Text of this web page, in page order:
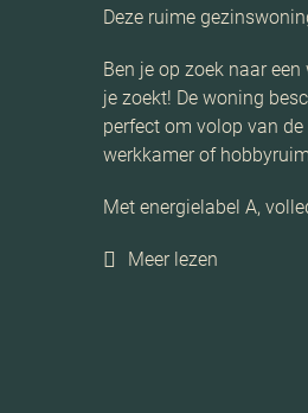
Deze ruime
Ben je op zoek naar
je zoekt! De woning
perfect om volop van
werkkamer of
Met energielabel A,
Meer lezen